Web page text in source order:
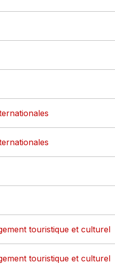
touristique et culturel
touristique et culturel